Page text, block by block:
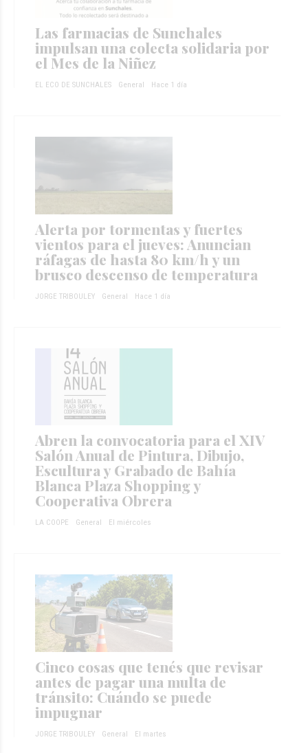
Las farmacias de Sunchales
impulsan una colecta solidaria por
el Mes de la Niñez
EL ECO DE SUNCHALES General Hace 1 día
Alerta por tormentas y fuertes
vientos para el jueves: Anuncian
ráfagas de hasta 80 km/h y un
brusco descenso de temperatura
JORGE TRIBOULEY General Hace 1 día
Abren la convocatoria para el XIV
Salón Anual de Pintura, Dibujo,
Escultura y Grabado de Bahía
Blanca Plaza Shopping y
Cooperativa Obrera
LA COOPE General El miércoles
Cinco cosas que tenés que revisar
antes de pagar una multa de
tránsito: Cuándo se puede
impugnar
JORGE TRIBOULEY General El martes